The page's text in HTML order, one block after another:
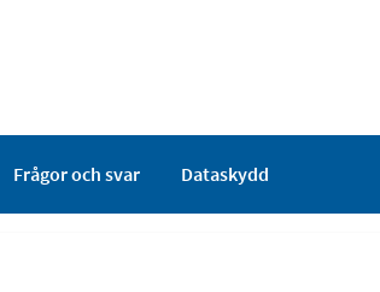
Frågor och svar Dataskydd